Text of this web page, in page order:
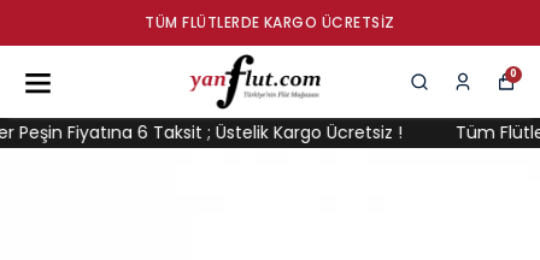
TÜM FLÜTLERDE KARGO ÜCRETSIZ
0
Fiyatına 6 Taksit ; Üstelik Kargo Ücretsiz ! Tüm Flütler